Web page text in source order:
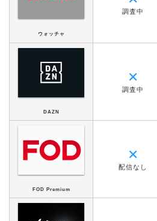
ウォッチャ
調査中
DAZN
✕
調査中
FOD Premium
✕
配信なし